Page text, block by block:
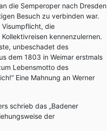
die Semperoper nach Dresden
Besuch zu verbinden war.
Visumpflicht, die
kennenzulernen.
unbeschadet des
dem 1803 in Weimar erstmals
Lebensmotto des
Eine Mahnung an Werner
schrieb das „Badener
der